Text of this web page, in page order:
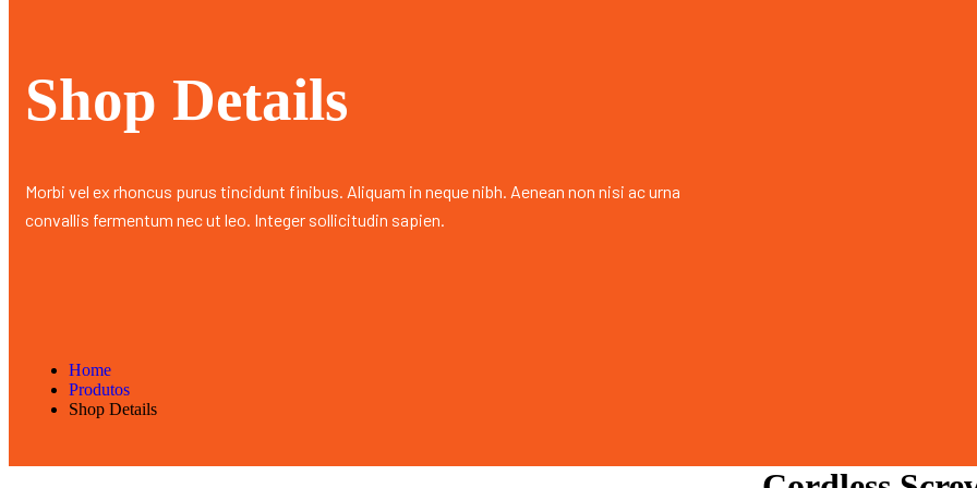
Shop Details
Morbi vel ex rhoncus purus tincidunt finibus. Aliquam in neque nibh. Aenean non nisi ac urna
convallis fermentum nec ut leo. Integer sollicitudin sapien.
Home
Produtos
Shop Details